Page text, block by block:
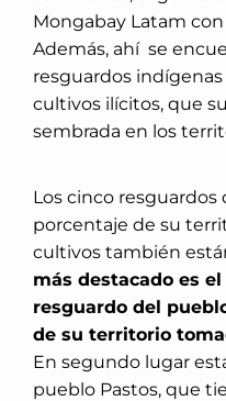
Mongabay Latam
Además, ahí se
resguardos
cultivos ilícitos, que
sembrada en los
Los cinco
porcentaje de su
cultivos también
más destacado es
resguardo del
de su territorio
En segundo lugar
pueblo Pastos, que